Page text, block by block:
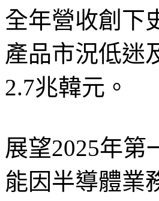
全年營收創下
產品市況低迷
2.7兆韓元。
展望2025年第
能因半導體業